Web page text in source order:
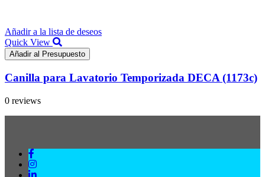
Añadir a la lista de deseos
Quick View
Añadir al Presupuesto
Canilla para Lavatorio Temporizada DECA (1173c)
0 reviews